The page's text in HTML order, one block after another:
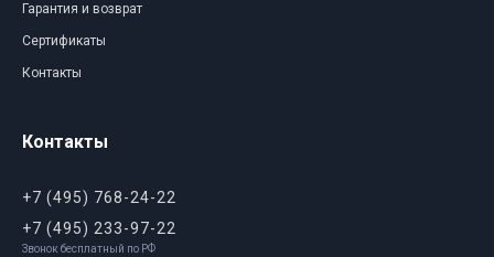
Гарантия и возврат
Сертификаты
Контакты
Контакты
+7 (495) 768-24-22
+7 (495) 233-97-22
Звонок бесплатный по РФ